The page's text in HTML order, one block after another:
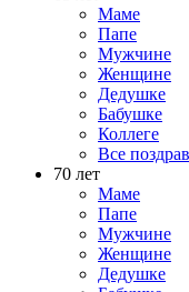
Маме
Папе
Мужчине
Женщине
Дедушке
Бабушке
Коллеге
Все
70 лет
Маме
Папе
Мужчине
Женщине
Дедушке